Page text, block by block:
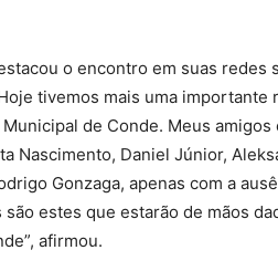
o encontro em suas redes
tivemos mais uma
de Conde. Meus
Nascimento, Daniel Júnior,
Gonzaga, apenas com a
são estes que estarão de mãos
afirmou.